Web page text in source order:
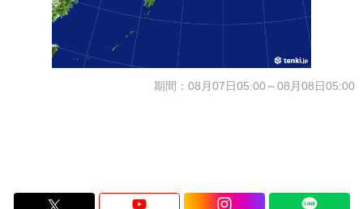
期間：08月07日05:00～08月08日05:00